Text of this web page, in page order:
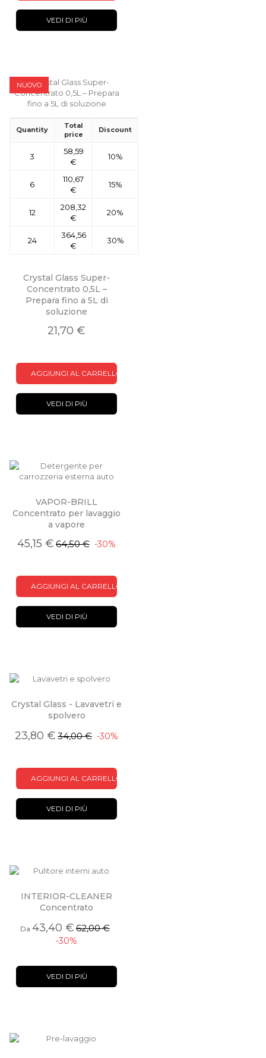
VEDI DI PIÙ
NUOVO
Quantity
Total
price
Discount
3
58,59
€
10%
6
110,67
€
15%
12
208,32
€
20%
24
364,56
€
30%
Crystal Glass Super-
Concentrato 0,5L –
Prepara fino a 5L di
soluzione
21,70 €
AGGIUNGI AL CARRELLO
VEDI DI PIÙ
VAPOR-BRILL
Concentrato per lavaggio
a vapore
45,15 € 64,50 € -30%
AGGIUNGI AL CARRELLO
VEDI DI PIÙ
Crystal Glass - Lavavetri e
spolvero
23,80 € 34,00 € -30%
AGGIUNGI AL CARRELLO
VEDI DI PIÙ
INTERIOR-CLEANER
Concentrato
Da 43,40 € 62,00 €
-30%
VEDI DI PIÙ